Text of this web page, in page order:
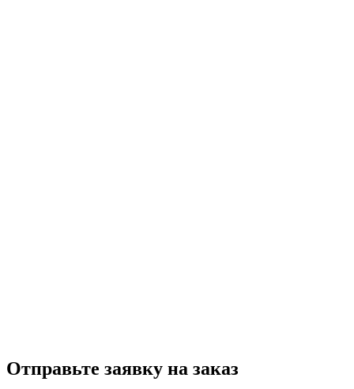
Отправьте заявку на заказ